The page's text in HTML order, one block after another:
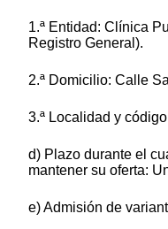
1.ª Entidad: Clínica
Registro General).
2.ª Domicilio: Calle
3.ª Localidad y
d) Plazo durante el
mantener su oferta:
e) Admisión de